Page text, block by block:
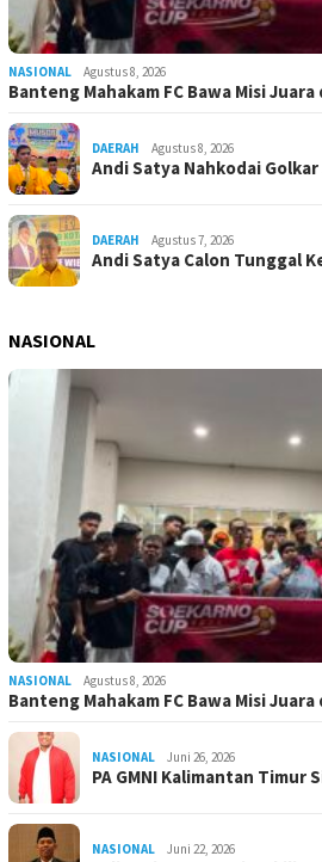
NASIONAL Agustus 8, 2026
Banteng Mahakam FC Bawa Misi
DAERAH Agustus 8, 2026
Andi Satya Nahkodai
DAERAH Agustus 7, 2026
Andi Satya Calon Tunggal
NASIONAL
NASIONAL Agustus 8, 2026
Banteng Mahakam FC Bawa Misi
NASIONAL Juni 26, 2026
PA GMNI Kalimantan Timur
NASIONAL Juni 22, 2026